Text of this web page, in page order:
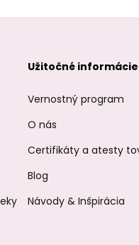
Užitočné informácie
Vernostný program
O nás
Certifikáty a atesty
Blog
Návody & Inšpirácia